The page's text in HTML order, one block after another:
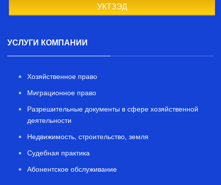
УКТЗЭД
УСЛУГИ КОМПАНИИ
Хозяйственное право
Миграционное право
Разрешительные документы в сфере хозяйственной
деятельности
Недвижимость, строительство, земля
Судебная практика
Абонентское обслуживание